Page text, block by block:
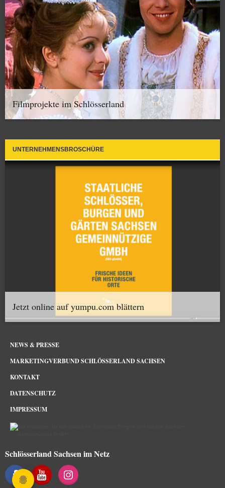
Filmprojekte im Schlösserland
UNTERNEHMENSBROSCHÜRE
Jetzt online auf yumpu.com blättern
NEWS & PRESSE
MARKETINGVERBUND SCHLÖSSERLAND SACHSEN
KONTAKT
DATENSCHUTZ
IMPRESSUM
Schlösserland Sachsen im Netz